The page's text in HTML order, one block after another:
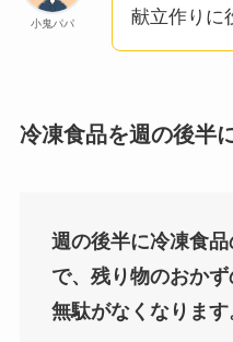
小鬼パパ
献立作りに
冷凍食品を週の後半
週の後半に冷凍食
で、残り物のおか
無駄がなくなります